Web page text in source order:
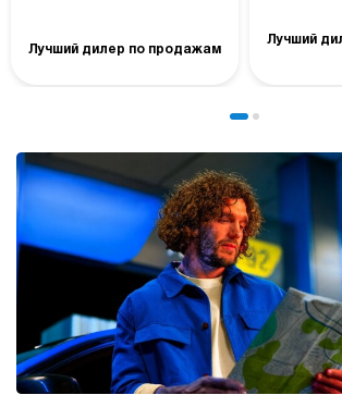
Лучший дилер по продажам
Лучший